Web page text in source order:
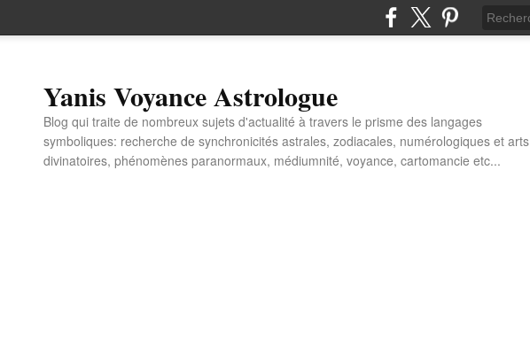
Yanis Voyance Astrologue
Blog qui traite de nombreux sujets d'actualité à travers le prisme des langages
symboliques: recherche de synchronicités astrales, zodiacales, numérologiques et arts
divinatoires, phénomènes paranormaux, médiumnité, voyance, cartomancie etc...